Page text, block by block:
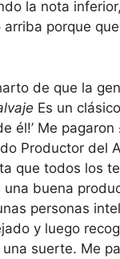
la nota
arriba porque
de que la
Es un
él!’ Me pagaron
Productor del
que todos los
una buena
personas
y luego
suerte. Me